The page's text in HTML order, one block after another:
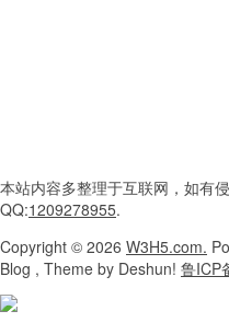
本站内容多整理于互联网， 如有
QQ:1209278955.
Copyright © 2026 W3H5.com.
Blog , Theme by Deshun! 鲁ICP